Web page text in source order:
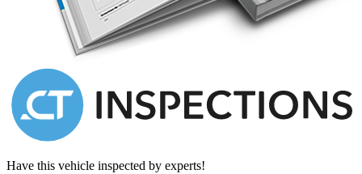
Have this vehicle inspected by experts!